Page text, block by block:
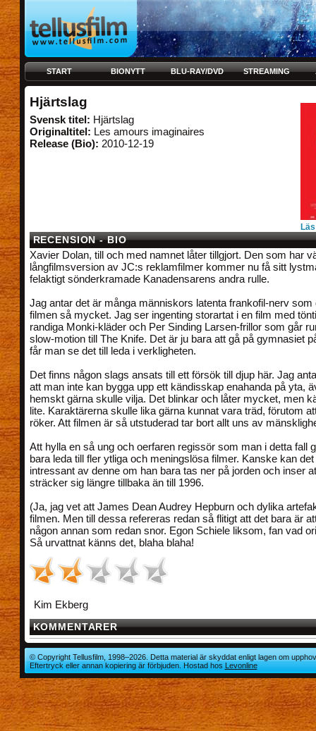
START BIONYTT BLU-RAY/DVD STREAMING
Hjärtslag
Svensk titel: Hjärtslag
Originaltitel: Les amours imaginaires
Release (Bio): 2010-12-19
RECENSION - BIO
Xavier Dolan, till och med namnet låter tillgjort. Den som har
långfilmsversion av JC:s reklamfilmer kommer nu få sitt
felaktigt sönderkramade Kanadensarens andra rulle.
Jag antar det är många människors latenta frankofil-nerv som
filmen så mycket. Jag ser ingenting storartat i en film med
randiga Monki-kläder och Per Sinding Larsen-frillor som går
slow-motion till The Knife. Det är ju bara att gå på gymnasiet
får man se det till leda i verkligheten.
Det finns någon slags ansats till ett försök till djup här. Jag
att man inte kan bygga upp ett kändisskap enahanda på yta,
hemskt gärna skulle vilja. Det blinkar och låter mycket, men
lite. Karaktärerna skulle lika gärna kunnat vara träd, förutom
röker. Att filmen är så utstuderad tar bort allt uns av
Att hylla en så ung och oerfaren regissör som man i detta fall
bara leda till fler ytliga och meningslösa filmer. Kanske kan det
intressant av denne om han bara tas ner på jorden och inser
sträcker sig längre tillbaka än till 1996.
(Ja, jag vet att James Dean Audrey Hepburn och dylika
filmen. Men till dessa refereras redan så flitigt att det bara är
någon annan som redan snor. Egon Schiele liksom, fan vad
Så urvattnat känns det, blaha blaha!
Kim Ekberg
KOMMENTARER
© Copyright Tellusfilm, 1998–2026. Detta material är skyddat enligt lagen om
Eftertryck eller annan kopiering är förbjuden. Hostad hosLevonline